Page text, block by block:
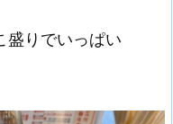
盛りでいっぱい